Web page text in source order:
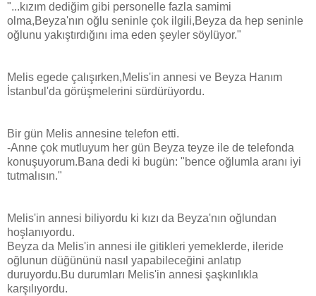
"...kızım dediğim gibi personelle fazla samimi
olma,Beyza'nın oğlu seninle çok ilgili,Beyza da hep seninle
oğlunu yakıştırdığını ima eden şeyler söylüyor."
Melis egede çalışırken,Melis'in annesi ve Beyza Hanım
İstanbul'da görüşmelerini sürdürüyordu.
Bir gün Melis annesine telefon etti.
-Anne çok mutluyum her gün Beyza teyze ile de telefonda
konuşuyorum.Bana dedi ki bugün: "bence oğlumla aranı iyi
tutmalısın."
Melis'in annesi biliyordu ki kızı da Beyza'nın oğlundan
hoşlanıyordu.
Beyza da Melis'in annesi ile gitikleri yemeklerde, ileride
oğlunun düğününü nasıl yapabileceğini anlatıp
duruyordu.Bu durumları Melis'in annesi şaşkınlıkla
karşılıyordu.